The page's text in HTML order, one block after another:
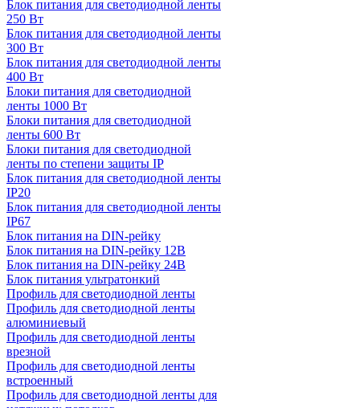
Блок питания для светодиодной ленты
250 Вт
Блок питания для светодиодной ленты
300 Вт
Блок питания для светодиодной ленты
400 Вт
Блоки питания для светодиодной
ленты 1000 Вт
Блоки питания для светодиодной
ленты 600 Вт
Блоки питания для светодиодной
ленты по степени защиты IP
Блок питания для светодиодной ленты
IP20
Блок питания для светодиодной ленты
IP67
Блок питания на DIN-рейку
Блок питания на DIN-рейку 12В
Блок питания на DIN-рейку 24В
Блок питания ультратонкий
Профиль для светодиодной ленты
Профиль для светодиодной ленты
алюминиевый
Профиль для светодиодной ленты
врезной
Профиль для светодиодной ленты
встроенный
Профиль для светодиодной ленты для